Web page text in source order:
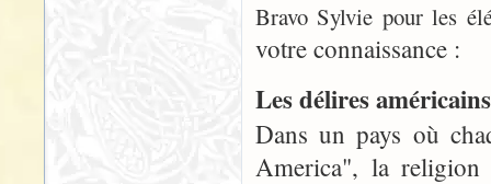
Bravo Sylvie pour les
votre connaissance :
Les délires américains
Dans un pays où
America", la